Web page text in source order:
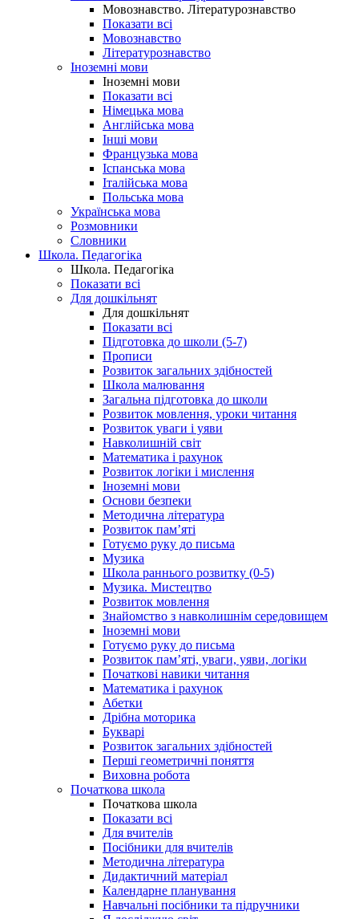
Мовознавство. Літературознавство
Показати всі
Мовознавство
Літературознавство
Іноземні мови
Іноземні мови
Показати всі
Німецька мова
Англійська мова
Інші мови
Французька мова
Іспанська мова
Італійська мова
Польська мова
Українська мова
Розмовники
Словники
Школа. Педагогіка
Школа. Педагогіка
Показати всі
Для дошкільнят
Для дошкільнят
Показати всі
Підготовка до школи (5-7)
Прописи
Розвиток загальних здібностей
Школа малювання
Загальна підготовка до школи
Розвиток мовлення, уроки читання
Розвиток уваги і уяви
Навколишній світ
Математика і рахунок
Розвиток логіки і мислення
Іноземні мови
Основи безпеки
Методична література
Розвиток пам’яті
Готуємо руку до письма
Музика
Школа раннього розвитку (0-5)
Музика. Мистецтво
Розвиток мовлення
Знайомство з навколишнім середовищем
Іноземні мови
Готуємо руку до письма
Розвиток пам’яті, уваги, уяви, логіки
Початкові навики читання
Математика і рахунок
Абетки
Дрібна моторика
Букварі
Розвиток загальних здібностей
Перші геометричні поняття
Виховна робота
Початкова школа
Початкова школа
Показати всі
Для вчителів
Посібники для вчителів
Методична література
Дидактичний матеріал
Календарне планування
Навчальні посібники та підручники